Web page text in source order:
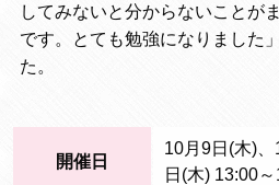
してみないと分からないことが
です。とても勉強になりました
た。
開催日
10月9日(木)
日(木) 13:00